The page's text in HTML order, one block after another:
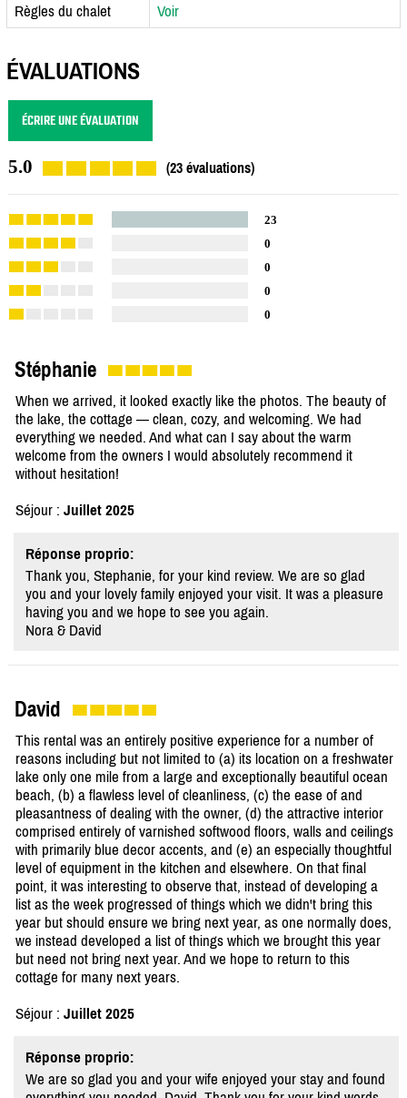
Règles du chalet
Voir
ÉVALUATIONS
ÉCRIRE UNE ÉVALUATION
5.0 (23 évaluations)
23
0
0
0
0
Stéphanie
When we arrived, it looked exactly like the photos. The beauty of
the lake, the cottage — clean, cozy, and welcoming. We had
everything we needed. And what can I say about the warm
welcome from the owners I would absolutely recommend it
without hesitation!
Séjour : Juillet 2025
Réponse proprio:
Thank you, Stephanie, for your kind review. We are so glad
you and your lovely family enjoyed your visit. It was a pleasure
having you and we hope to see you again.
Nora & David
David
This rental was an entirely positive experience for a number of
reasons including but not limited to (a) its location on a freshwater
lake only one mile from a large and exceptionally beautiful ocean
beach, (b) a flawless level of cleanliness, (c) the ease of and
pleasantness of dealing with the owner, (d) the attractive interior
comprised entirely of varnished softwood floors, walls and ceilings
with primarily blue decor accents, and (e) an especially thoughtful
level of equipment in the kitchen and elsewhere. On that final
point, it was interesting to observe that, instead of developing a
list as the week progressed of things which we didn't bring this
year but should ensure we bring next year, as one normally does,
we instead developed a list of things which we brought this year
but need not bring next year. And we hope to return to this
cottage for many next years.
Séjour : Juillet 2025
Réponse proprio:
We are so glad you and your wife enjoyed your stay and found